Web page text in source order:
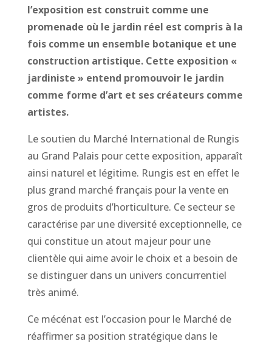
l’exposition est construit comme une
promenade où le jardin réel est compris à la
fois comme un ensemble botanique et une
construction artistique. Cette exposition «
jardiniste » entend promouvoir le jardin
comme forme d’art et ses créateurs comme
artistes.
Le soutien du Marché International de Rungis
au Grand Palais pour cette exposition, apparaît
ainsi naturel et légitime. Rungis est en effet le
plus grand marché français pour la vente en
gros de produits d’horticulture. Ce secteur se
caractérise par une diversité exceptionnelle, ce
qui constitue un atout majeur pour une
clientèle qui aime avoir le choix et a besoin de
se distinguer dans un univers concurrentiel
très animé.
Ce mécénat est l’occasion pour le Marché de
réaffirmer sa position stratégique dans le